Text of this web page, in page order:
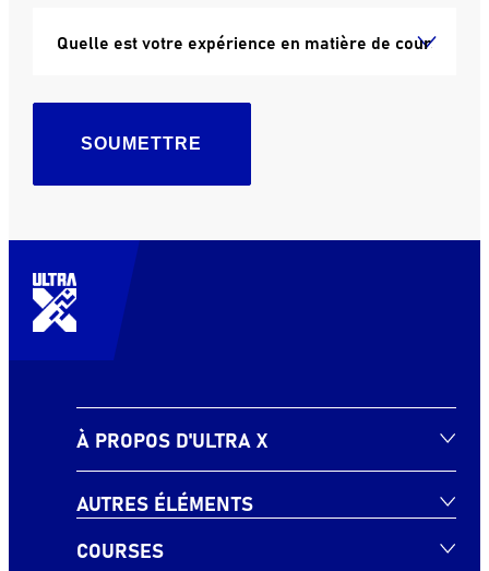
SOUMETTRE
À PROPOS D'ULTRA X
AUTRES ÉLÉMENTS
COURSES